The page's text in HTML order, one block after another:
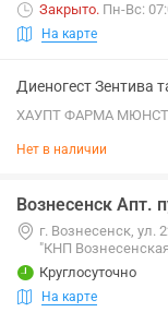
Закрыто. Пн-Вс:
На карте
Диеногест Зентива
ХАУПТ ФАРМА
Нет в наличии
Вознесенск Апт.
г. Вознесенск, ул.
"КНП
Круглосуточно
На карте